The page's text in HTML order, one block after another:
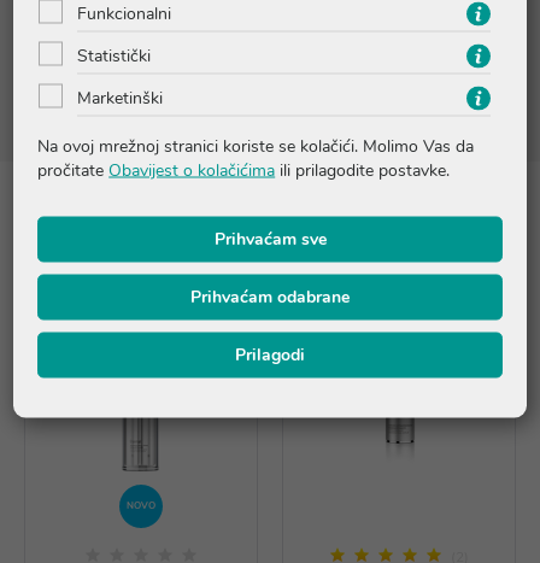
Molimo provjerite točan sastav na pakiranju ili nas kontaktirajte
na online@ljekarnatalan.hr
Proizvodi iz iste linije
NOVO
Funkcionalni
Statistički
Marketinški
Na ovoj mrežnoj stranici koriste se kolačići. Molimo Vas da
pročitate Obavijest o kolačićima ili prilagodite postavke.
Prihvaćam sve
Prihvaćam odabrane
Prilagodi